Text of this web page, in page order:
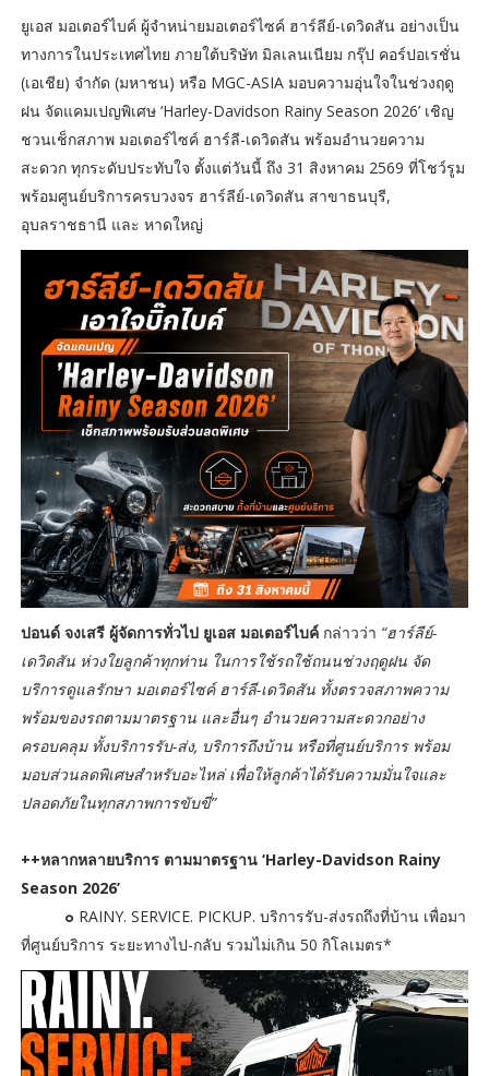
ยูเอส มอเตอร์ไบค์ ผู้จำหน่ายมอเตอร์ไซค์ ฮาร์ลีย์-เดวิดสัน อย่างเป็น
ทางการในประเทศไทย ภายใต้บริษัท มิลเลนเนียม กรุ๊ป คอร์ปอเรชั่น
(เอเชีย) จำกัด (มหาชน) หรือ MGC-ASIA มอบความอุ่นใจในช่วงฤดู
ฝน จัดแคมเปญพิเศษ ‘Harley-Davidson Rainy Season 2026’ เชิญ
ชวนเช็กสภาพ มอเตอร์ไซค์ ฮาร์ลี-เดวิดสัน พร้อมอำนวยความ
สะดวก ทุกระดับประทับใจ ตั้งแต่วันนี้ ถึง 31 สิงหาคม 2569 ที่โชว์รูม
พร้อมศูนย์บริการครบวงจร ฮาร์ลีย์-เดวิดสัน สาขาธนบุรี,
อุบลราชธานี และ หาดใหญ่
ปอนด์ จงเสรี ผู้จัดการทั่วไป ยูเอส มอเตอร์ไบค์กล่าวว่า “ฮาร์ลีย์-
เดวิดสัน ห่วงใยลูกค้าทุกท่าน ในการใช้รถใช้ถนนช่วงฤดูฝน จัด
บริการดูแลรักษา มอเตอร์ไซค์ ฮาร์ลี-เดวิดสัน ทั้งตรวจสภาพความ
พร้อมของรถตามมาตรฐาน และอื่นๆ อำนวยความสะดวกอย่าง
ครอบคลุม ทั้งบริการรับ-ส่ง, บริการถึงบ้าน หรือที่ศูนย์บริการ พร้อม
มอบส่วนลดพิเศษสำหรับอะไหล่ เพื่อให้ลูกค้าได้รับความมั่นใจและ
ปลอดภัยในทุกสภาพการขับขี่”
++หลากหลายบริการ ตามมาตรฐาน ‘Harley-Davidson Rainy
Season 2026’
๐ RAINY. SERVICE. PICKUP. บริการรับ-ส่งรถถึงที่บ้าน เพื่อมา
ที่ศูนย์บริการ ระยะทางไป-กลับ รวมไม่เกิน 50 กิโลเมตร*